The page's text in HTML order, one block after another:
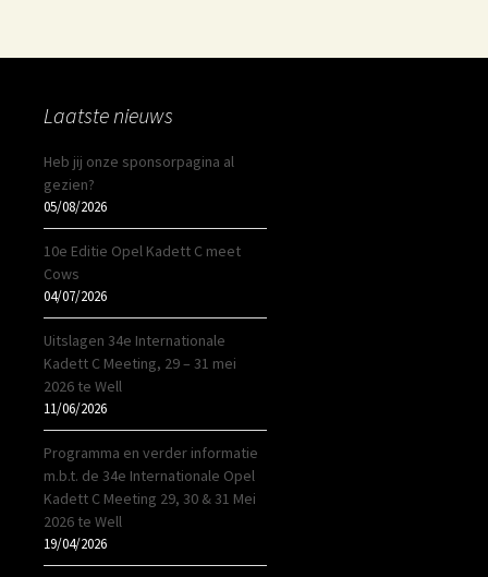
Laatste nieuws
Heb jij onze sponsorpagina al
gezien?
05/08/2026
10e Editie Opel Kadett C meet
Cows
04/07/2026
Uitslagen 34e Internationale
Kadett C Meeting, 29 – 31 mei
2026 te Well
11/06/2026
Programma en verder informatie
m.b.t. de 34e Internationale Opel
Kadett C Meeting 29, 30 & 31 Mei
2026 te Well
19/04/2026